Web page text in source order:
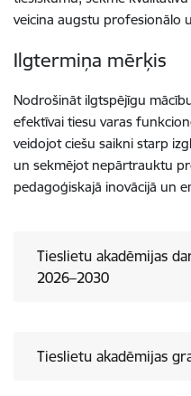
veicina augstu profesionālo
Ilgtermiņa mērķis
Nodrošināt ilgtspējīgu
efektīvai tiesu varas
veidojot ciešu saikni starp
un sekmējot nepārtrauktu
pedagoģiskajā inovācijā un
Tieslietu akadēmijas
2026–2030
Tieslietu akadēmijas